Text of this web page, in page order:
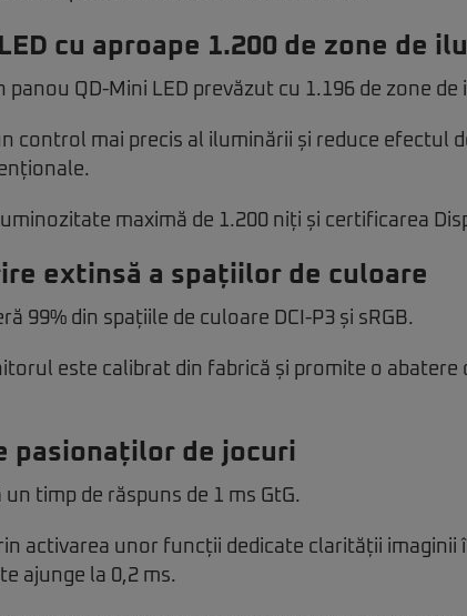
cu aproape 1.200 de zone de
QD-Mini LED prevăzut cu 1.196 de zone de
control mai precis al iluminării și reduce efectul
maximă de 1.200 niți și certificarea
extinsă a spațiilor de culoare
99% din spațiile de culoare DCI-P3 și sRGB.
este calibrat din fabrică și promite o abatere
pasionaților de jocuri
timp de răspuns de 1 ms GtG.
activarea unor funcții dedicate clarității imaginii
ajunge la 0,2 ms.